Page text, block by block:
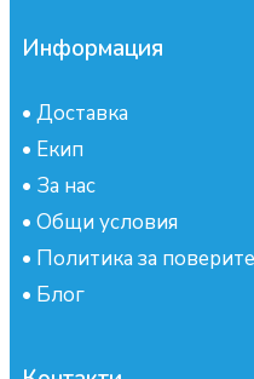
Информация
• Доставка
• Екип
• За нас
• Общи условия
• Политика за
• Блог